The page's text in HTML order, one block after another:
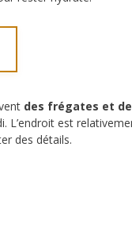
des frégates et
L’endroit est
des détails.